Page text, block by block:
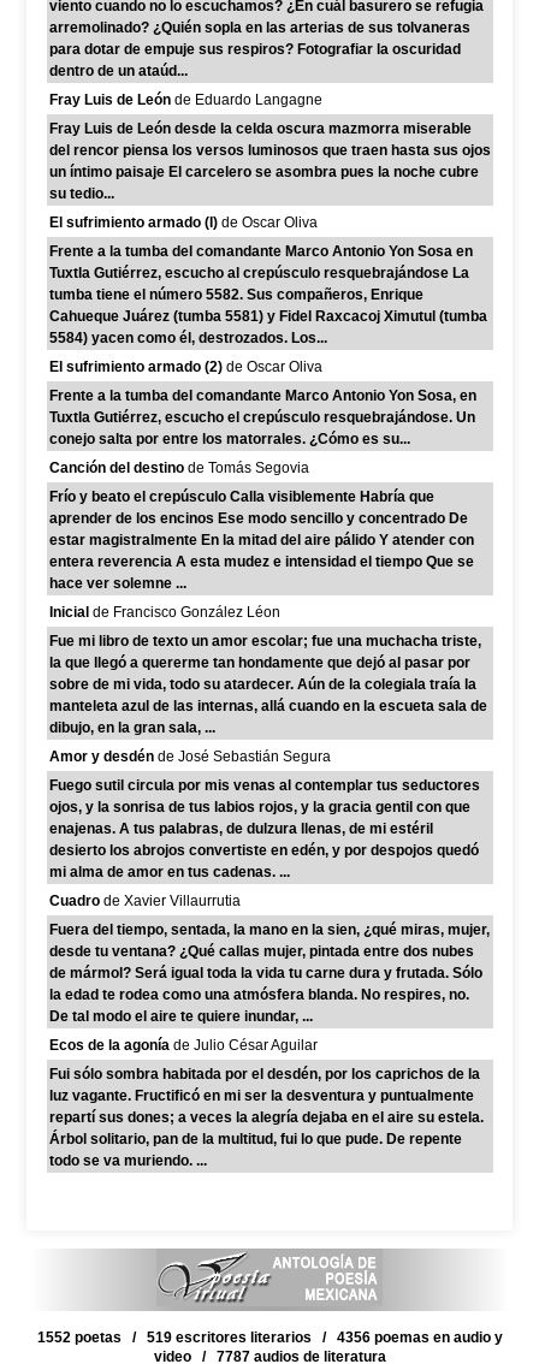
viento cuando no lo escuchamos? ¿En cuál basurero se refugia
arremolinado? ¿Quién sopla en las arterias de sus tolvaneras
para dotar de empuje sus respiros? Fotografiar la oscuridad
dentro de un ataúd...
Fray Luis de León de Eduardo Langagne
Fray Luis de León desde la celda oscura mazmorra miserable
del rencor piensa los versos luminosos que traen hasta sus ojos
un íntimo paisaje El carcelero se asombra pues la noche cubre
su tedio...
El sufrimiento armado (I) de Oscar Oliva
Frente a la tumba del comandante Marco Antonio Yon Sosa en
Tuxtla Gutiérrez, escucho al crepúsculo resquebrajándose La
tumba tiene el número 5582. Sus compañeros, Enrique
Cahueque Juárez (tumba 5581) y Fidel Raxcacoj Ximutul (tumba
5584) yacen como él, destrozados. Los...
El sufrimiento armado (2) de Oscar Oliva
Frente a la tumba del comandante Marco Antonio Yon Sosa, en
Tuxtla Gutiérrez, escucho el crepúsculo resquebrajándose. Un
conejo salta por entre los matorrales. ¿Cómo es su...
Canción del destino de Tomás Segovia
Frío y beato el crepúsculo Calla visiblemente Habría que
aprender de los encinos Ese modo sencillo y concentrado De
estar magistralmente En la mitad del aire pálido Y atender con
entera reverencia A esta mudez e intensidad el tiempo Que se
hace ver solemne ...
Inicial de Francisco González Léon
Fue mi libro de texto un amor escolar; fue una muchacha triste,
la que llegó a quererme tan hondamente que dejó al pasar por
sobre de mi vida, todo su atardecer. Aún de la colegiala traía la
manteleta azul de las internas, allá cuando en la escueta sala de
dibujo, en la gran sala, ...
Amor y desdén de José Sebastián Segura
Fuego sutil circula por mis venas al contemplar tus seductores
ojos, y la sonrisa de tus labios rojos, y la gracia gentil con que
enajenas. A tus palabras, de dulzura llenas, de mi estéril
desierto los abrojos convertiste en edén, y por despojos quedó
mi alma de amor en tus cadenas. ...
Cuadro de Xavier Villaurrutia
Fuera del tiempo, sentada, la mano en la sien, ¿qué miras, mujer,
desde tu ventana? ¿Qué callas mujer, pintada entre dos nubes
de mármol? Será igual toda la vida tu carne dura y frutada. Sólo
la edad te rodea como una atmósfera blanda. No respires, no.
De tal modo el aire te quiere inundar, ...
Ecos de la agonía de Julio César Aguilar
Fui sólo sombra habitada por el desdén, por los caprichos de la
luz vagante. Fructificó en mi ser la desventura y puntualmente
repartí sus dones; a veces la alegría dejaba en el aire su estela.
Árbol solitario, pan de la multitud, fui lo que pude. De repente
todo se va muriendo. ...
1552 poetas / 519 escritores literarios / 4356 poemas en audio y
video / 7787 audios de literatura